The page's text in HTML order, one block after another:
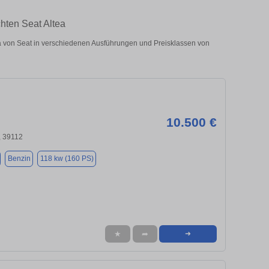
Seat Altea
Seat in verschiedenen Ausführungen und Preisklassen von
10.500 €
39112
Benzin 118 kw (160 PS)
★ ➦ ➜